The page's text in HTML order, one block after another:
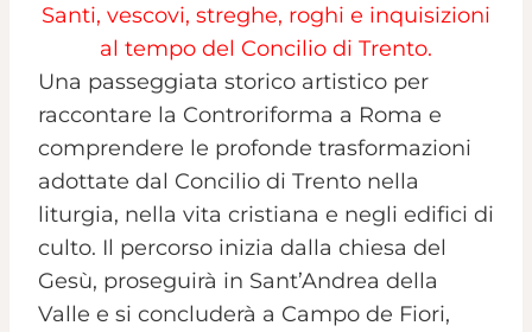
Santi, vescovi, streghe, roghi e inquisizioni
al tempo del Concilio di Trento.
Una passeggiata storico artistico per
raccontare la Controriforma a Roma e
comprendere le profonde trasformazioni
adottate dal Concilio di Trento nella
liturgia, nella vita cristiana e negli edifici di
culto. Il percorso inizia dalla chiesa del
Gesù, proseguirà in Sant’Andrea della
Valle e si concluderà a Campo de Fiori,